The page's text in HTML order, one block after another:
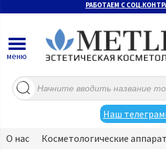
РАБОТАЕМ С
Поиск
товаров
Наш
меню
О нас Косметологические